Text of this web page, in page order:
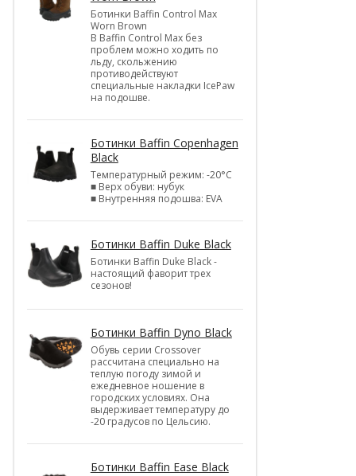
Ботинки Baffin Control Max
Worn Brown
В Baffin Control Max без
проблем можно ходить по
льду, скольжению
противодействуют
специальные накладки IcePaw
на подошве.
Ботинки Baffin Copenhagen
Black
Температурный режим: -20°С
■ Верх обуви: нубук
■ Внутренняя подошва: EVA
Ботинки Baffin Duke Black
Ботинки Baffin Duke Black -
настоящий фаворит трех
сезонов!
Ботинки Baffin Dyno Black
Обувь серии Crossover
рассчитана специально на
теплую погоду зимой и
ежедневное ношение в
городских условиях. Она
выдерживает температуру до
-20 градусов по Цельсию.
Ботинки Baffin Ease Black